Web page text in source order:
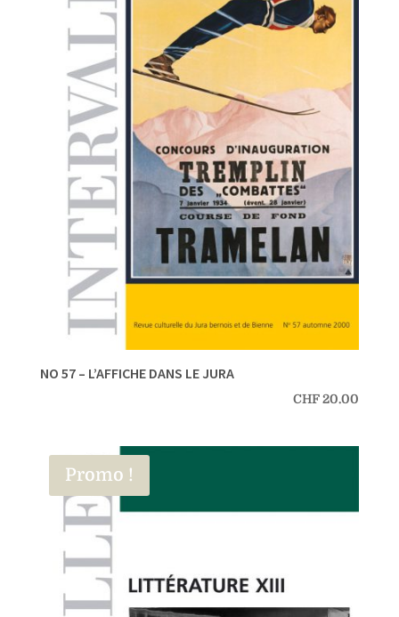
NO 57 – L’AFFICHE DANS LE JURA
CHF20.00
Promo !